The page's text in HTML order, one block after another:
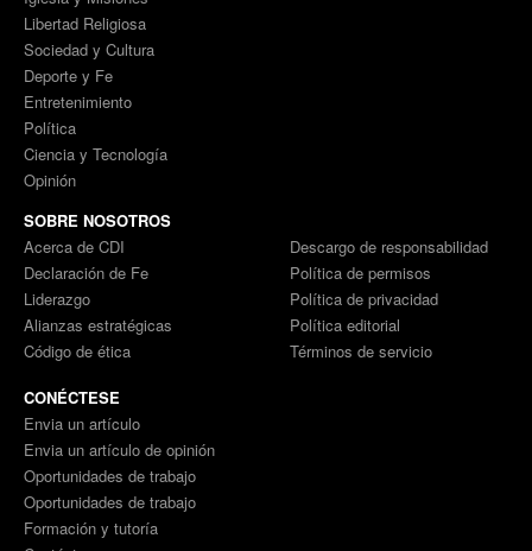
Libertad Religiosa
Sociedad y Cultura
Deporte y Fe
Entretenimiento
Política
Ciencia y Tecnología
Opinión
SOBRE NOSOTROS
Acerca de CDI
Declaración de Fe
Liderazgo
Alianzas estratégicas
Código de ética
Descargo de responsabilidad
Política de permisos
Política de privacidad
Política editorial
Términos de servicio
CONÉCTESE
Envia un artículo
Envia un artículo de opinión
Oportunidades de trabajo
Oportunidades de trabajo
Formación y tutoría